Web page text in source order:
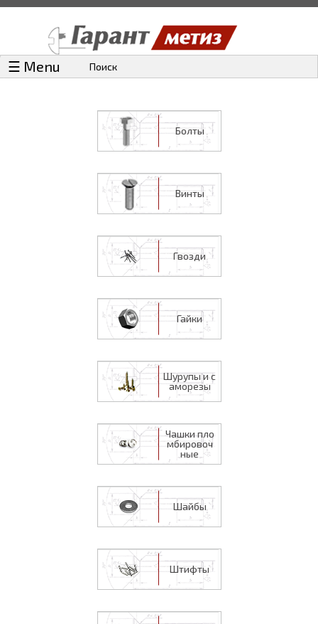
☰ Menu Поиск
Болты
Винты
Гвозди
Гайки
Шурупы и с
аморезы
Чашки пло
мбировоч
ные
Шайбы
Штифты